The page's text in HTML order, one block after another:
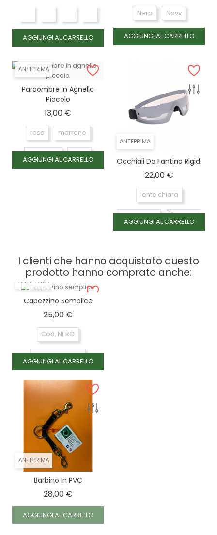
AGGIUNGI AL CARRELLO
Nero Navy
AGGIUNGI AL CARRELLO
ANTEPRIMA
Paraombre In Agnello
Piccolo
13,00 €
rosa marrone
AGGIUNGI AL CARRELLO
ANTEPRIMA
Occhiali Da Fantino Rigidi
22,00 €
lente chiara
AGGIUNGI AL CARRELLO
I clienti che hanno acquistato questo
prodotto hanno comprato anche:
ANTEPRIMA
Capezzino Semplice
25,00 €Prezzo
Cob, NERO
Cob, MARRONE
Full, MARRONE
Full, NERO
AGGIUNGI AL CARRELLO
ANTEPRIMA
Barbino In PVC
28,00 €Prezzo
AGGIUNGI AL CARRELLO